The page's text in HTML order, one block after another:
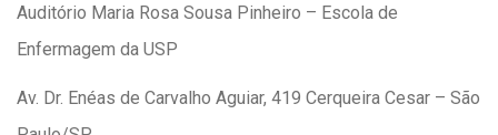
Auditório Maria Rosa Sousa Pinheiro – Escola de
Enfermagem da USP
Av. Dr. Enéas de Carvalho Aguiar, 419 Cerqueira Cesar – São